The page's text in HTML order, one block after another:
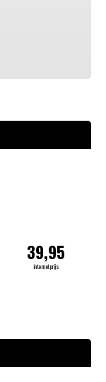
39,95
internetprijs